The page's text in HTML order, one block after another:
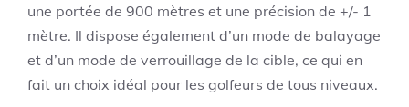
une portée de 900 mètres et une précision de +/- 1
mètre. Il dispose également d’un mode de balayage
et d’un mode de verrouillage de la cible, ce qui en
fait un choix idéal pour les golfeurs de tous niveaux.